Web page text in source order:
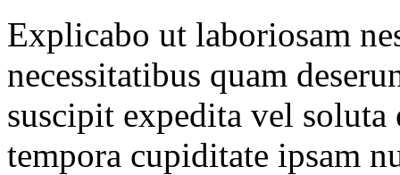
Explicabo ut laboriosam
necessitatibus quam
suscipit expedita vel
tempora cupiditate ipsam